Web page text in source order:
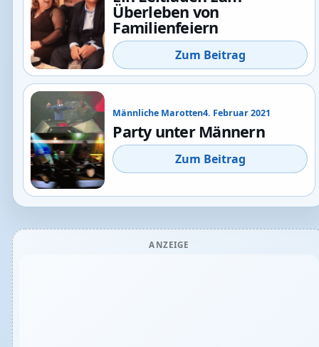
Überleben von
Familienfeiern
Zum Beitrag
Männliche Marotten4. Februar 2021
Party unter Männern
Zum Beitrag
ANZEIGE